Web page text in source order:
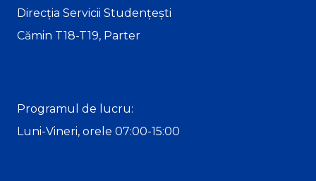
Direcția Servicii Studențești
Cămin T18-T19, Parter
Programul de lucru:
Luni-Vineri, orele 07:00-15:00